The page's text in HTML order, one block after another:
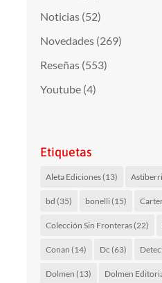
Noticias(52)
Novedades(269)
Reseñas(553)
Youtube(4)
Etiquetas
Aleta Ediciones(13) Astiberri
bd (35) bonelli(15)
Colección Sin Fronteras(22)
Conan (14) Dc (63)
Dolmen (13) Dolmen